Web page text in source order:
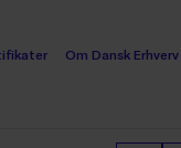
Om Dansk Erhverv